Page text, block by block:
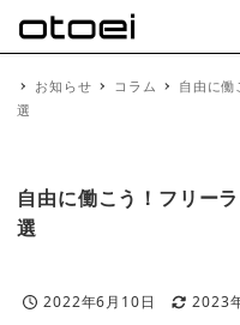
お知らせ コラム
自由に働
選
自由に働こう！フリー
選
投稿日
2022年6月10日
更新日
2023